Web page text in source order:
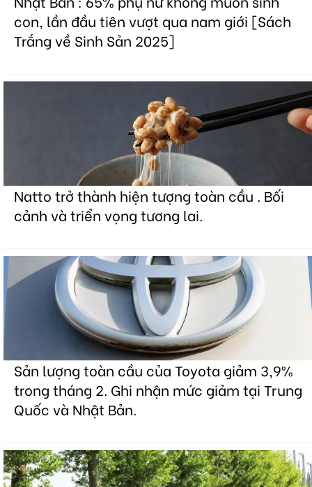
con, lần đầu tiên vượt qua nam giới [Sách
Trắng về Sinh Sản 2025]
Natto trở thành hiện tượng toàn cầu . Bối
cảnh và triển vọng tương lai.
Sản lượng toàn cầu của Toyota giảm 3,9%
trong tháng 2. Ghi nhận mức giảm tại Trung
Quốc và Nhật Bản.